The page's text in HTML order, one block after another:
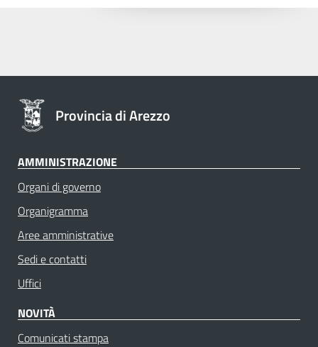
Provincia di Arezzo
AMMINISTRAZIONE
Organi di governo
Organigramma
Aree amministrative
Sedi e contatti
Uffici
NOVITÀ
Comunicati stampa